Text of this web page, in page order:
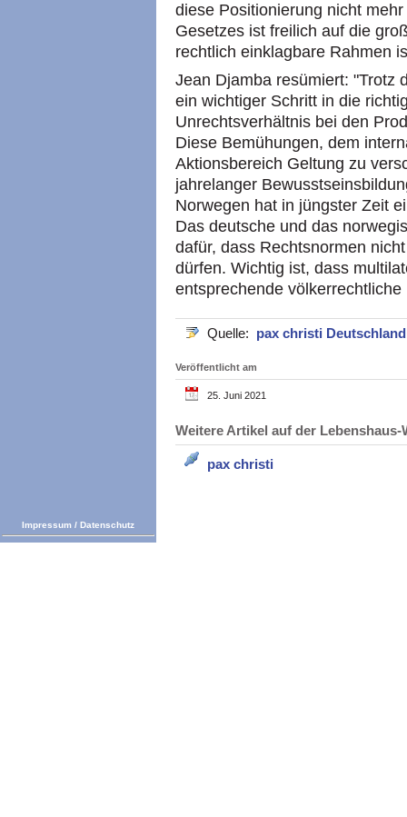
diese Positionierung nicht
Gesetzes ist freilich auf die
rechtlich einklagbare Rahmen
Jean Djamba resümiert: "Trotz
ein wichtiger Schritt in die
Unrechtsverhältnis bei den
Diese Bemühungen, dem
Aktionsbereich Geltung zu
jahrelanger
Norwegen hat in jüngster Zeit
Das deutsche und das
dafür, dass Rechtsnormen
dürfen. Wichtig ist, dass
entsprechende
Quelle: pax christi
Veröffentlicht am
25. Juni 2021
Weitere Artikel auf der
pax christi
Impressum / Datenschutz